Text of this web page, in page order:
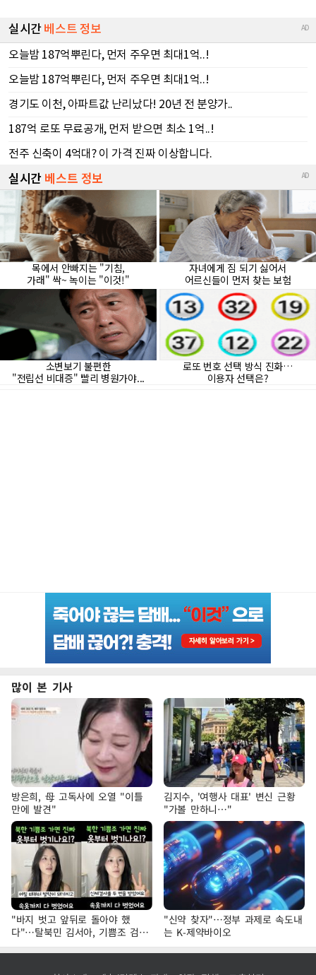
많이 본 기사
방은희, 母 고독사에 오열 "이틀
만에 발견"
김지수, '여행사 대표' 변신 근황
"가볼 만하니…"
"바지 벗고 앞뒤로 돌아야 했
다"…탈북민 김서아, 기쁨조 검사
수치심 회상
"신약 찾자"…정부 과제로 속도내
는 K-제약바이오